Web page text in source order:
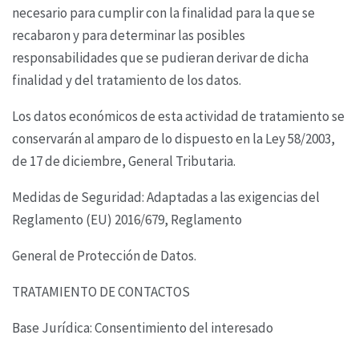
necesario para cumplir con la finalidad para la que se
recabaron y para determinar las posibles
responsabilidades que se pudieran derivarde dicha
finalidad y del tratamiento de los datos.
Los datos económicos de esta actividad de tratamiento se
conservarán al amparo de lo dispuestoen la Ley 58/2003,
de 17 de diciembre, General Tributaria.
Medidas de Seguridad: Adaptadas a las exigencias del
Reglamento (EU) 2016/679, Reglamento
General de Protección de Datos.
TRATAMIENTO DE CONTACTOS
Base Jurídica: Consentimiento del interesado